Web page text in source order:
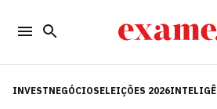
INVESTNEGÓCIOSELEIÇÕES 2026